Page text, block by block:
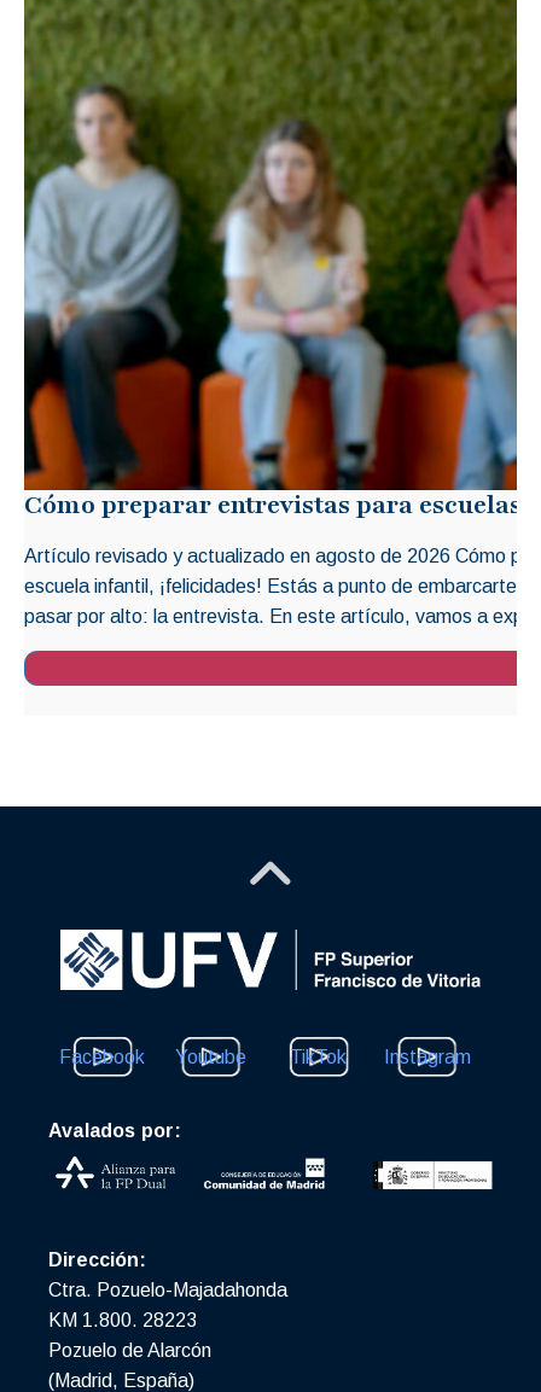
Cómo preparar entrevistas para escuelas
Artículo revisado y actualizado en agosto de 2026 Cómo
escuela infantil, ¡felicidades! Estás a punto de embarcarte
pasar por alto: la entrevista. En este artículo, vamos a
Facebook Youtube TikTok Instagram
Avalados por:
Dirección:
Ctra. Pozuelo-Majadahonda
KM 1.800. 28223
Pozuelo de Alarcón
(Madrid, España)